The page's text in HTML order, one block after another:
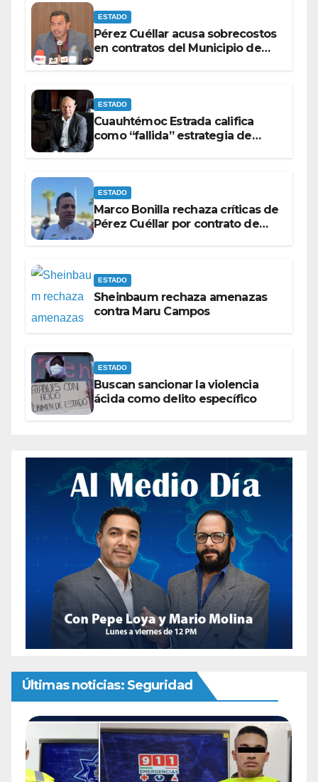
ESTADO
Pérez Cuéllar acusa sobrecostos
en contratos del Municipio de
ESTADO
Cuauhtémoc Estrada califica
como “fallida” estrategia de
ESTADO
Marco Bonilla rechaza críticas de
Pérez Cuéllar por contrato de
ESTADO
Sheinbaum rechaza amenazas
contra Maru Campos
ESTADO
Buscan sancionar la violencia
ácida como delito específico
Últimas noticias: Seguridad